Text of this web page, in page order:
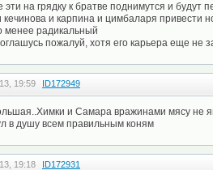
эти на грядку к братве поднимутся и будут
кечинова и карпина и цимбаларя привести
менее радикальный
пожалуй, хотя его карьера еще не
19:59 ID172949
и Самара вражинами мясу не
в душу всем правильным коням
19:18 ID172931